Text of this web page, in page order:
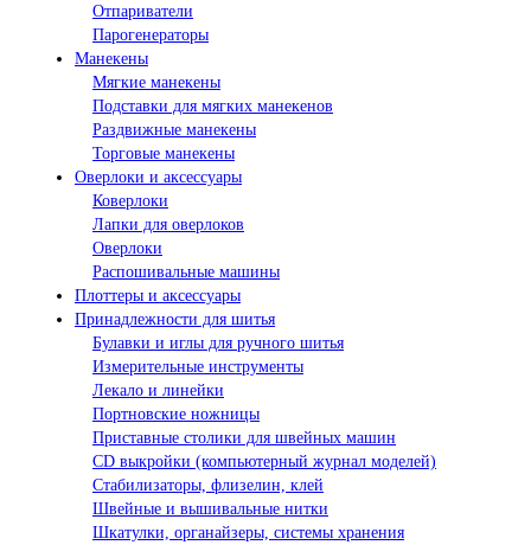
Отпариватели
Парогенераторы
Манекены
Мягкие манекены
Подставки для мягких манекенов
Раздвижные манекены
Торговые манекены
Оверлоки и аксессуары
Коверлоки
Лапки для оверлоков
Оверлоки
Распошивальные машины
Плоттеры и аксессуары
Принадлежности для шитья
Булавки и иглы для ручного шитья
Измерительные инструменты
Лекало и линейки
Портновские ножницы
Приставные столики для швейных машин
СD выкройки (компьютерный журнал моделей)
Стабилизаторы, флизелин, клей
Швейные и вышивальные нитки
Шкатулки, органайзеры, системы хранения